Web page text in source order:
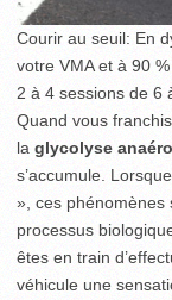
Courir au seuil: En
votre VMA et à 90
2 à 4 sessions de 6
Quand vous
la glycolyse
s’accumule.
», ces phénomènes
processus
êtes en train
véhicule une